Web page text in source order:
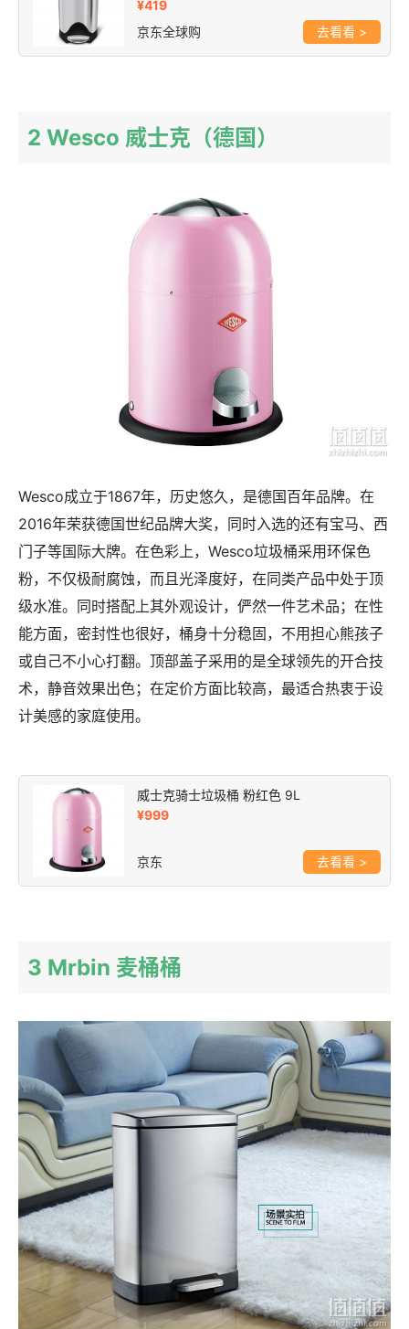
¥419
京东全球购
>
2 Wesco 威士克（德国）
Wesco成立于1867年，历史悠久，是德国百年品牌。在
2016年荣获德国世纪品牌大奖，同时入选的还有宝马、西
门子等国际大牌。在色彩上，Wesco垃圾桶采用环保色
粉，不仅极耐腐蚀，而且光泽度好，在同类产品中处于顶
级水准。同时搭配上其外观设计，俨然一件艺术品；在性
能方面，密封性也很好，桶身十分稳固，不用担心熊孩子
或自己不小心打翻。顶部盖子采用的是全球领先的开合技
术，静音效果出色；在定价方面比较高，最适合热衷于设
计美感的家庭使用。
威士克骑士垃圾桶 粉红色 9L
¥999
京东 >
3 Mrbin 麦桶桶